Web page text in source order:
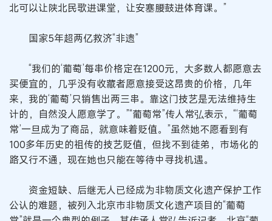
北可以让陕北民歌进课堂，让安塞腰鼓进体育课。”
国家5年超两亿救济“非遗”
“我们的‘葡萄’每串价格定在1200元，大多数人都愿意去
买便宜的，几乎没有收藏者愿意接受这昂贵的价格，几年
来，我的‘葡萄’只销售出两三串。靠这门技艺是无法维持生
计的，自然没人愿意学了。”“葡萄常”传人常弘表示，“‘葡萄
常’一旦成为了商品，就意味着贬值。”虽然她不愿看到有
100多年历史的祖传的技艺贬值，但找不到徒弟，市场化的
路又行不通，现在她也只能在等待中寻找机遇。
资金短缺、后继无人已经成为非物质文化遗产保护工作
公认的难题，被列入北京市非物质文化遗产项目的“葡萄